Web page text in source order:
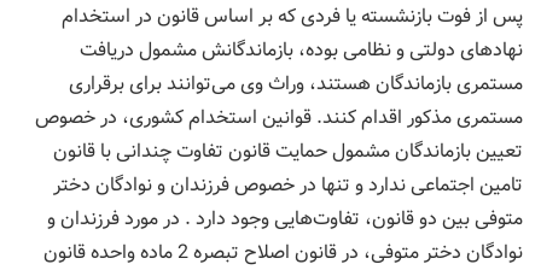
پس از فوت بازنشسته یا فردی که بر اساس قانون در استخدام
نهادهای دولتی و نظامی بوده، بازماندگانش مشمول دریافت
مستمری بازماندگان هستند، وراث وی می‌توانند برای برقراری
مستمری مذکور اقدام کنند. قوانین استخدام کشوری، در خصوص
تعیین بازماندگان مشمول حمایت قانون تفاوت چندانی با قانون
تامین اجتماعی ندارد و تنها در خصوص فرزندان و نوادگان دختر
متوفی بین دو قانون، تفاوت‌هایی وجود دارد . در مورد فرزندان و
نوادگان دختر متوفی، در قانون اصلاح تبصره 2 ماده واحده قانون